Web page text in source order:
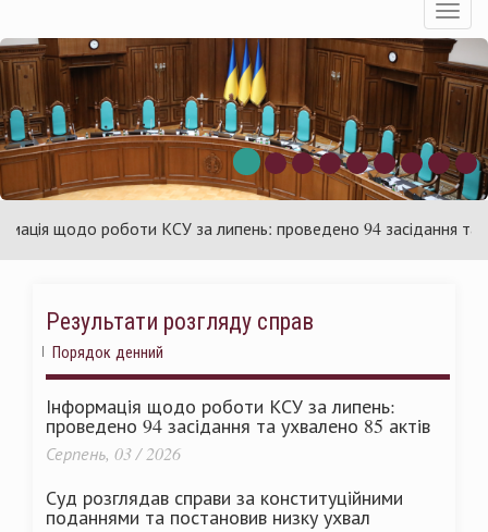
Toggle
Суд
щодо роботи КСУ за липень: проведено 94 засідання та
Результати розгляду справ
Порядок денний
Інформація щодо роботи КСУ за липень:
проведено 94 засідання та ухвалено 85 актів
Серпень, 03 / 2026
Суд розглядав справи за конституційними
поданнями та постановив низку ухвал